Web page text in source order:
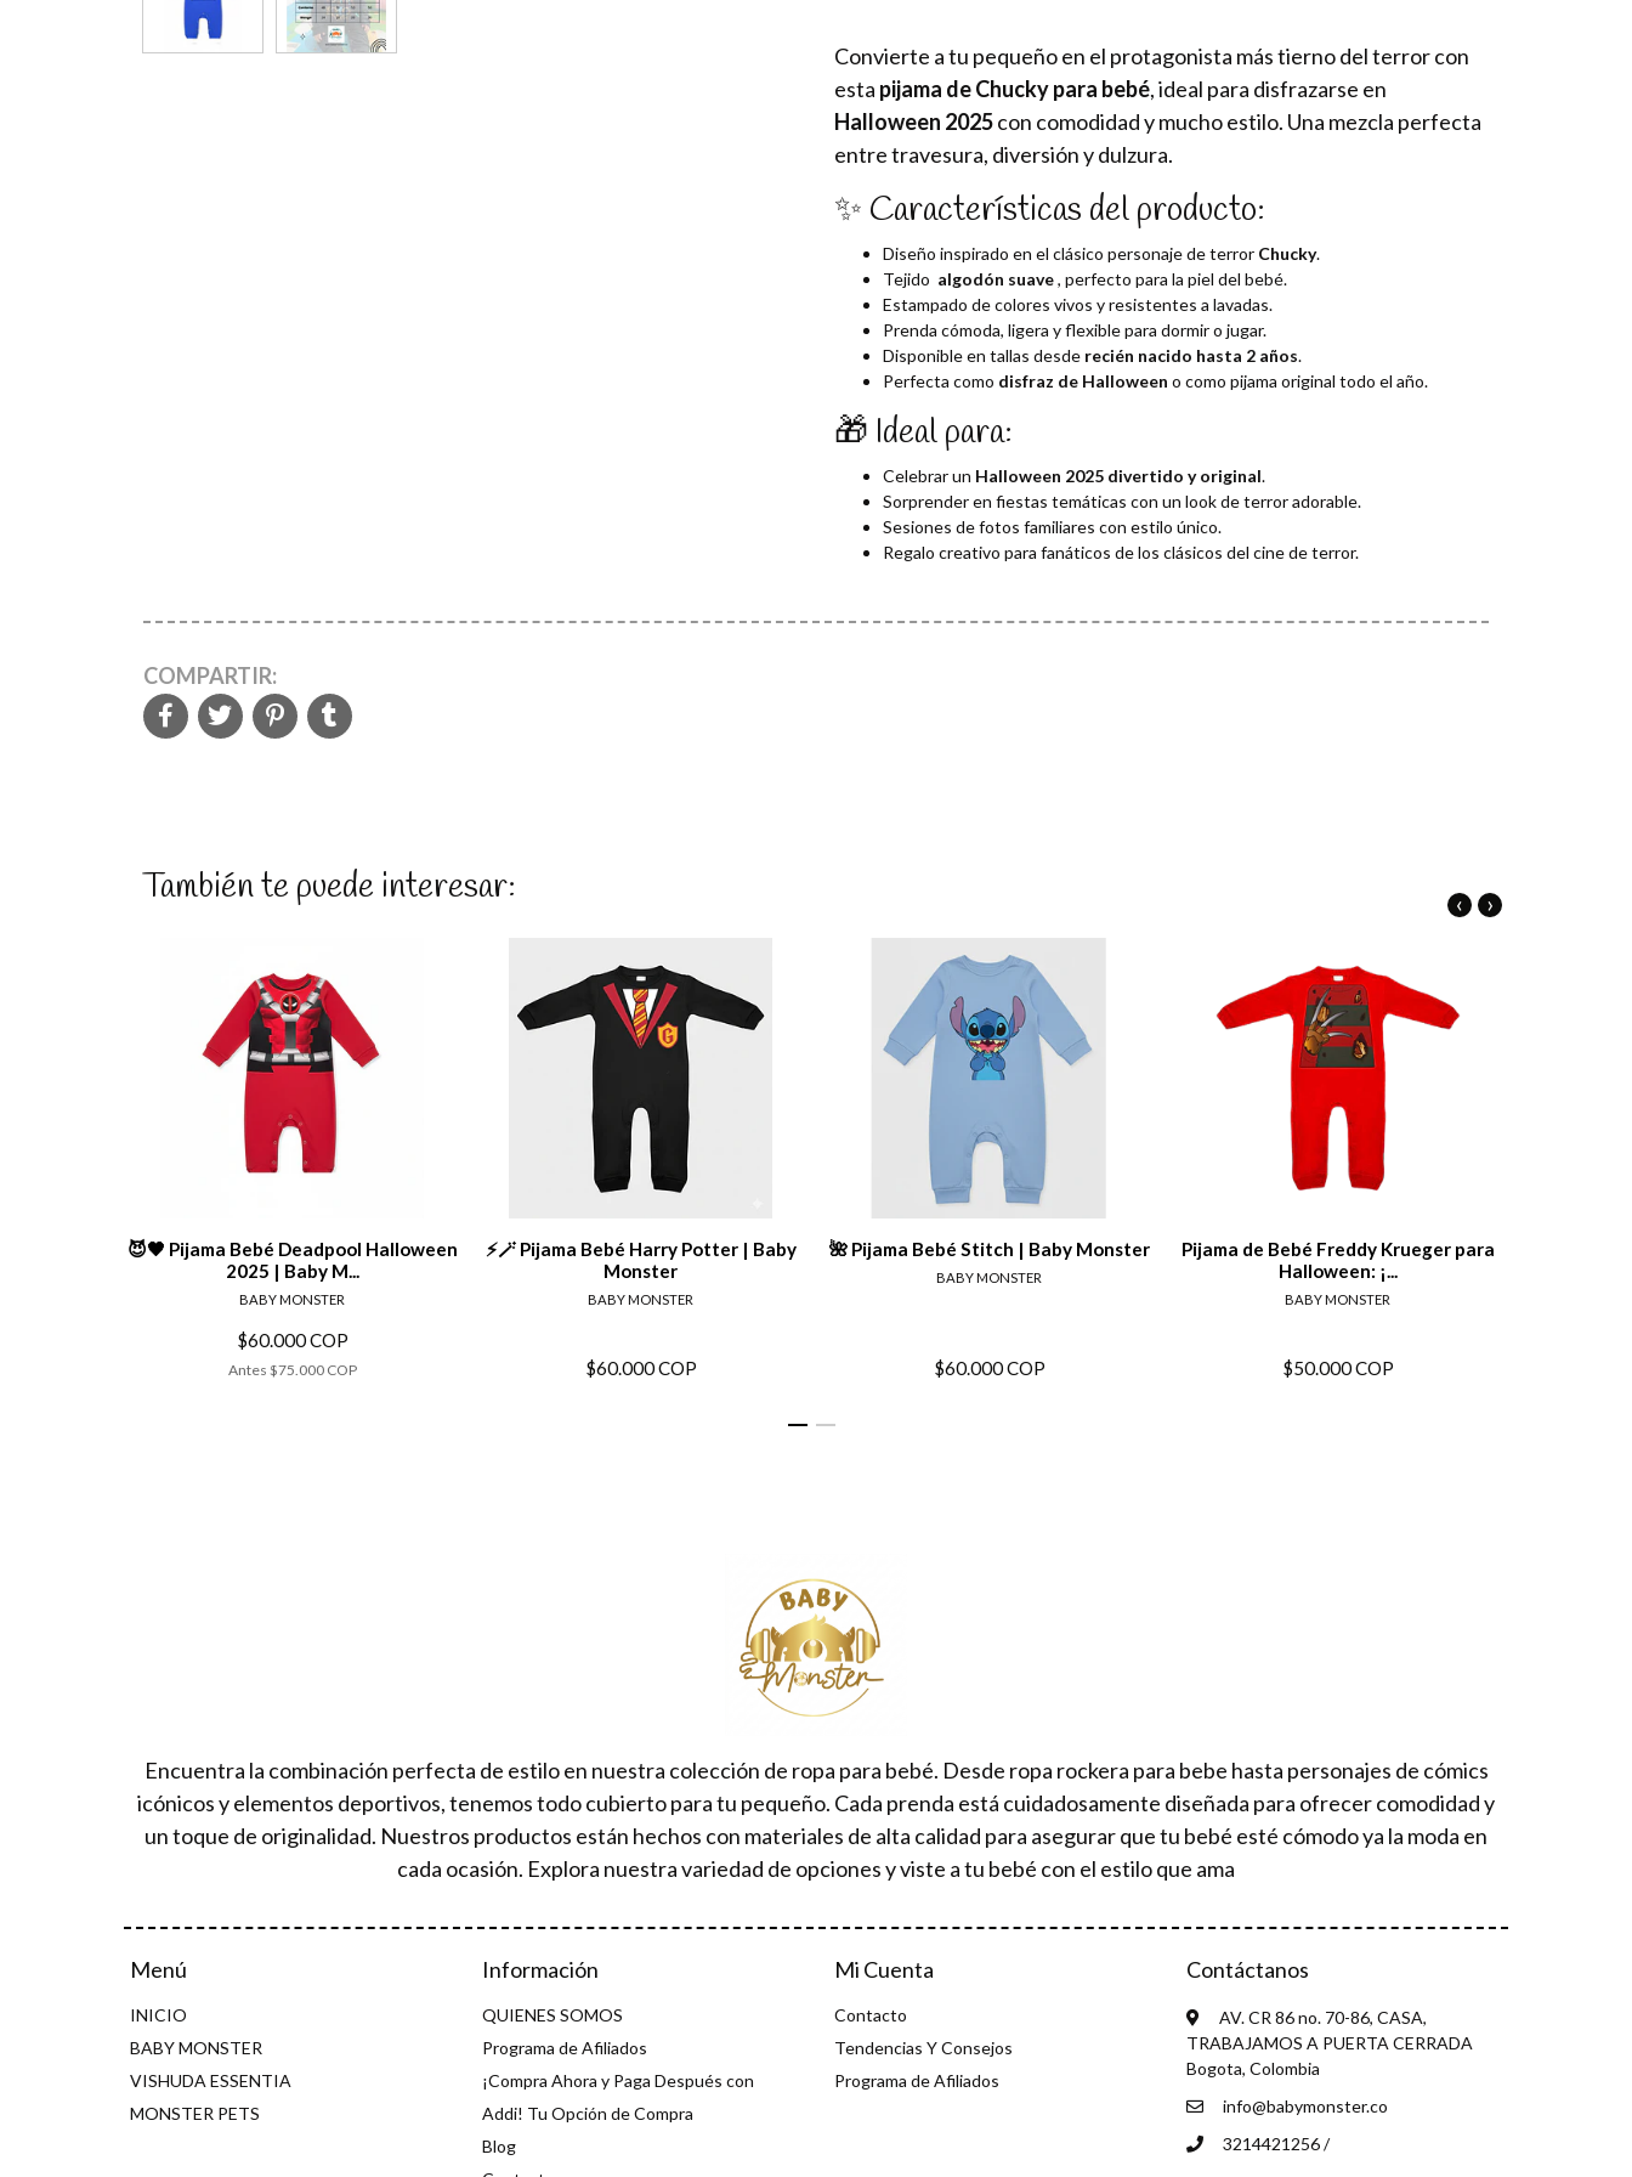
Convierte a tu pequeño en el protagonista más tierno del terror con
esta pijama de Chucky para bebé, ideal para disfrazarse en
Halloween 2025con comodidad y mucho estilo. Una mezcla perfecta
entre travesura, diversión y dulzura.
✨ Características del producto:
Diseño inspirado en el clásico personaje de terror Chucky.
Tejido algodón suave, perfecto para la piel del bebé.
Estampado de colores vivos y resistentes a lavadas.
Prenda cómoda, ligera y flexible para dormir o jugar.
Disponible en tallas desde recién nacido hasta 2 años.
Perfecta como disfraz de Halloween o como pijama original todo el año.
🎁 Ideal para:
Celebrar un Halloween 2025 divertido y original.
Sorprender en fiestas temáticas con un look de terror adorable.
Sesiones de fotos familiares con estilo único.
Regalo creativo para fanáticos de los clásicos del cine de terror.
COMPARTIR:
También te puede interesar:
😈🖤 Pijama Bebé Deadpool Halloween
2025 | Baby M...
BABY MONSTER
Ver detalles
$60.000 COP
Antes $75.000 COP
⚡🪄 Pijama Bebé Harry Potter | Baby
Monster
BABY MONSTER
Ver detalles
$60.000 COP
🌺 Pijama Bebé Stitch | Baby Monster
BABY MONSTER
Ver detalles
$60.000 COP
Pijama de Bebé Freddy Krueger para
Halloween: ¡...
BABY MONSTER
Ver detalles
$50.000 COP
‹ ›
Encuentra la combinación perfecta de estilo en nuestra colección de ropa para bebé. Desde ropa rockera para bebe hasta personajes de cómics
icónicos y elementos deportivos, tenemos todo cubierto para tu pequeño. Cada prenda está cuidadosamente diseñada para ofrecer comodidad y
un toque de originalidad. Nuestros productos están hechos con materiales de alta calidad para asegurar que tu bebé esté cómodo ya la moda en
cada ocasión. Explora nuestra variedad de opciones y viste a tu bebé con el estilo que ama
Menú
INICIO
BABY MONSTER
VISHUDA ESSENTIA
MONSTER PETS
Información
QUIENES SOMOS
Programa de Afiliados
¡Compra Ahora y Paga Después con
Addi! Tu Opción de Compra
Blog
Mi Cuenta
Contacto
Tendencias Y Consejos
Programa de Afiliados
Contáctanos
AV. CR 86 no. 70-86, CASA,
TRABAJAMOS A PUERTA CERRADA
Bogota, Colombia
info@babymonster.co
3214421256 /